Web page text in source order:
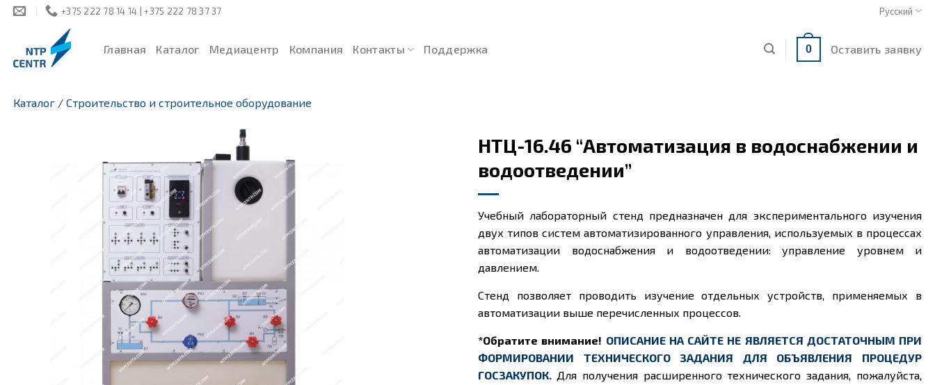
Skip
+375 222 78 14 14 | +375 222 78 37 37 Русский
Главная Каталог Медиацентр Компания Контакты Поддержка 0 Оставить заявку
Каталог / Строительство и строительное оборудование
НТЦ-16.46 “Автоматизация в водоснабжении и
водоотведении”
Учебный лабораторный стенд предназначен для экспериментального изучения
двух типов систем автоматизированного управления, используемых в процессах
автоматизации водоснабжения и водоотведении: управление уровнем и
давлением.
Стенд позволяет проводить изучение отдельных устройств, применяемых в
автоматизации выше перечисленных процессов.
*Обратите внимание! ОПИСАНИЕ НА САЙТЕ НЕ ЯВЛЯЕТСЯ ДОСТАТОЧНЫМ ПРИ
ФОРМИРОВАНИИ ТЕХНИЧЕСКОГО ЗАДАНИЯ ДЛЯ ОБЪЯВЛЕНИЯ ПРОЦЕДУР
ГОСЗАКУПОК. Для получения расширенного технического задания, пожалуйста,